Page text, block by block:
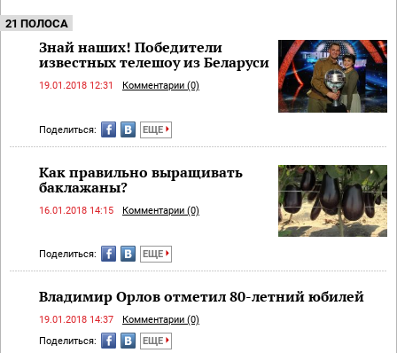
21 ПОЛОСА
Знай наших! Победители
известных телешоу из Беларуси
19.01.2018 12:31 Комментарии (0)
Поделиться: ЕЩЕ
Как правильно выращивать
баклажаны?
16.01.2018 14:15 Комментарии (0)
Поделиться: ЕЩЕ
Владимир Орлов отметил 80-летний юбилей
19.01.2018 14:37
Комментарии (0)
Поделиться:
ЕЩЕ